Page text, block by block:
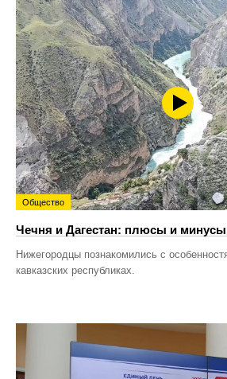
Общество
Чечня и Дагестан: плюсы и
Нижегородцы познакомились с
кавказских республиках.